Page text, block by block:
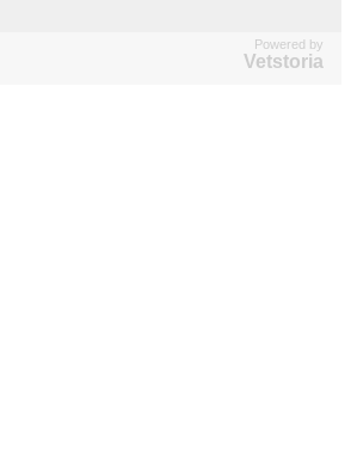
Powered by
Vetstoria